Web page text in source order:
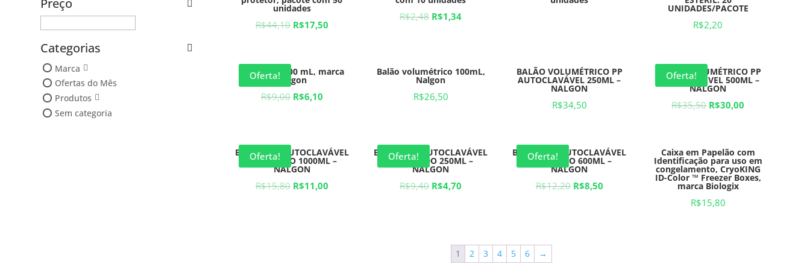
Categorias
Marca
Ofertas do Mês
Produtos
Sem categoria
unidades
R$44,10 R$17,50
R$2,48 R$1,34
UNIDADES/PACOTE
R$2,20
Oferta!
Almotolia 500 mL, marca
Nalgon
R$9,00 R$6,10
Balão volumétrico 100mL,
Nalgon
R$26,50
BALÃO VOLUMÉTRICO PP
AUTOCLAVÁVEL 250ML –
NALGON
R$34,50
Oferta!
BALÃO VOLUMÉTRICO PP
AUTOCLAVÁVEL 500ML –
NALGON
R$35,50 R$30,00
Oferta!
BECKER PP AUTOCLAVÁVEL
GRADUADO 1000ML –
NALGON
R$15,80 R$11,00
Oferta!
BECKER PP AUTOCLAVÁVEL
GRADUADO 250ML –
NALGON
R$9,40 R$4,70
Oferta!
BECKER PP AUTOCLAVÁVEL
GRADUADO 600ML –
NALGON
R$12,20 R$8,50
Caixa em Papelão com
Identificação para uso em
congelamento, CryoKING
ID-Color ™ Freezer Boxes,
marca Biologix
R$15,80
1 2 3 4 5 6 →